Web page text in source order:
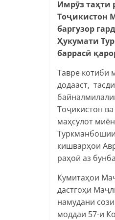
Имрӯз
Тоҷикистон
баргузор
Ҳукумати
баррасӣ
Тавре котиби
додааст,
Тоҷикистон
маҳсулот
кишварҳои
раҳоӣ аз
Кумитаҳои
дастгоҳи
намудани
моддаи 57-и